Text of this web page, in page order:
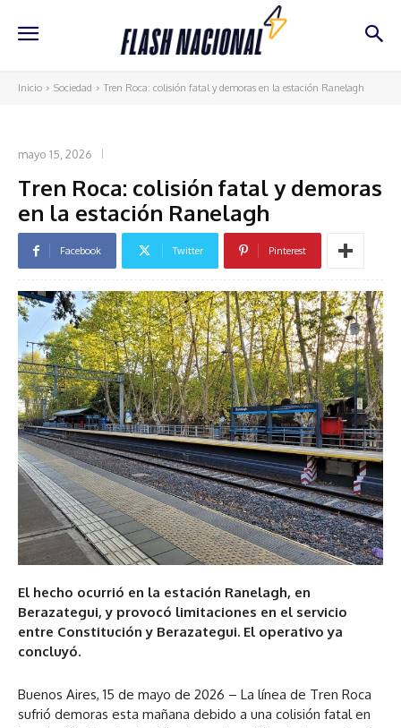
Inicio Sociedad Tren Roca: colisión fatal y demoras en la estación Ranelagh
mayo 15, 2026
Tren Roca: colisión fatal y demoras
en la estación Ranelagh
Facebook Twitter Pinterest
El hecho ocurrió en la estación Ranelagh, en
Berazategui, y provocó limitaciones en el servicio
entre Constitución y Berazategui. El operativo ya
concluyó.
Buenos Aires, 15 de mayo de 2026 – La línea de Tren Roca
sufrió demoras esta mañana debido a una colisión fatal en